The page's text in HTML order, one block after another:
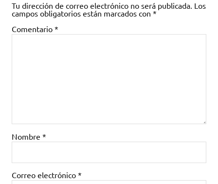
Tu dirección de correo electrónico no será publicada. Los
campos obligatorios están marcados con *
Comentario *
Nombre *
Correo electrónico *